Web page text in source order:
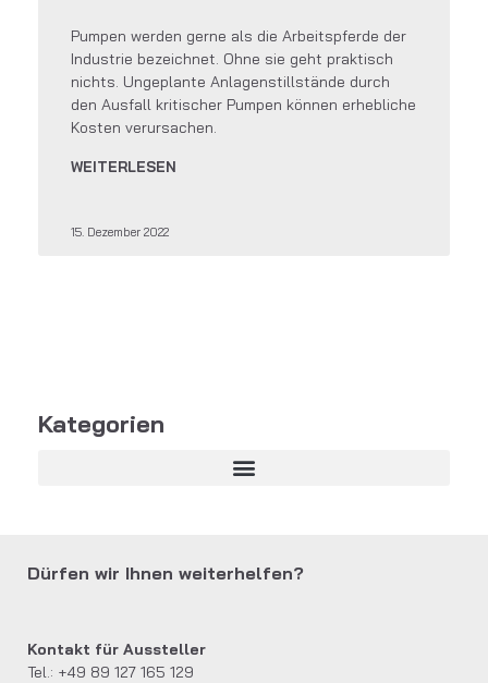
Pumpen werden gerne als die Arbeitspferde der
Industrie bezeichnet. Ohne sie geht praktisch
nichts. Ungeplante Anlagenstillstände durch
den Ausfall kritischer Pumpen können erhebliche
Kosten verursachen.
WEITERLESEN
15. Dezember 2022
Kategorien
Dürfen wir Ihnen weiterhelfen?
Kontakt für Aussteller
Tel.: +49 89 127 165 129